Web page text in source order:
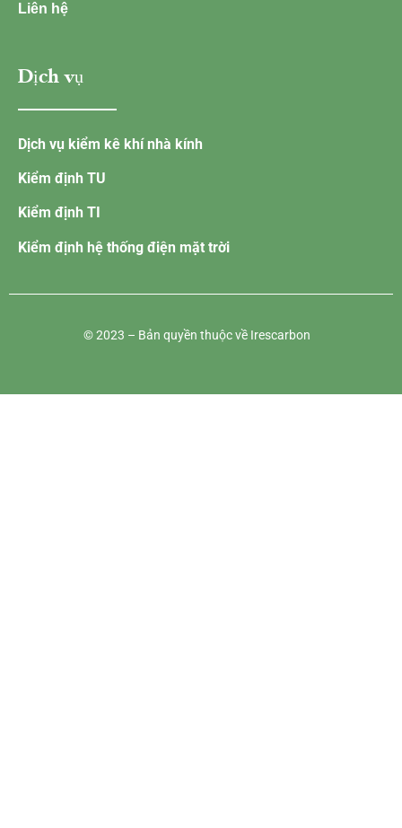
Liên hệ
Dịch vụ
Dịch vụ kiểm kê khí nhà kính
Kiểm định TU
Kiểm định TI
Kiểm định hệ thống điện mặt trời
© 2023 – Bản quyền thuộc về Irescarbon